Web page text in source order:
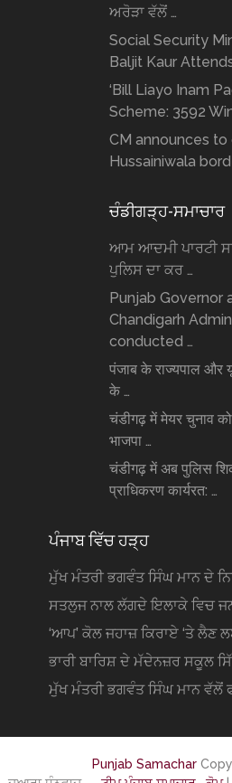
ਅਰੋੜਾ ਵੱਲੋਂ …
Social Security
Baljit Kaur
‘Bill Liayo Inam
Scheme: 3592
CM announces
Hussainiwala
ਚੰਡੀਗੜ੍ਹ-ਸਮਾਚਾਰ
ਆਮ ਆਦਮੀ ਪਾਰਟੀ
ਪੁਲਿਸ ਦਾ ਕਰ …
Punjab Governor
Chandigarh
conducted …
पंजाब के राज्यपाल और
के …
चंडीगढ़ में मेयर चुनाव
भाजपा …
चंडीगढ़ में अब पुलिस
प्राधिकरण कार्यरत: …
ਪੰਜਾਬ ਵਿੱਚ ਹੜ੍ਹ
ਮੁੱਖ ਮੰਤਰੀ ਭਗਵੰਤ ਸਿੰਘ ਮਾਨ ਦੇ
ਸਤਲੁਜ ਨਾਲ ਲੱਗਦੇ ਇਲਾਕੇ ਵਿਚ
‘ਆਪ’ ਕੋਲ ਜਹਾਜ਼ ਕਿਰਾਏ ‘ਤੇ ਲੈਣ
ਭਾਰੀ ਬਾਰਿਸ਼ ਦੇ ਮੱਦੇਨਜ਼ਰ ਸਕੂਲ
ਮੁੱਖ ਮੰਤਰੀ ਭਗਵੰਤ ਸਿੰਘ ਮਾਨ ਵੱਲੋਂ
Punjab Samachar